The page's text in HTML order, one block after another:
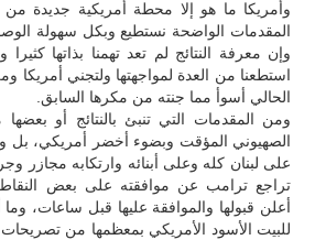
وأمريكا ما هو إلا محطة أمريكية جديدة
المقدمات الواضحة نستطيع وبكل سهولة
وإن معرفة النتائج لم تعد تهمنا بذاتها
استطعنا من العدة لمواجهتها ولتجني أمريكا
الحالي أسوأ مما جنته من مكرها السابق.
ومن المقدمات التي تنبئ بالنتائج أو
الصهيوني المؤقت وبضوء أخضر أمريكي، بل
على لبنان كله وعلى أبنائه وارتكابه مجازر
تراجع ترامب عن موافقته على بعض النقاط
أعلن قبولها والموافقة عليها قبل ساعات، وما
للبيت الأسود الأمريكي بمعظمها من